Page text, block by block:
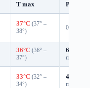
T max
37°C (37° –
38°)
0%
36°C (36° –
37°)
60%
mm)
33°C (32° –
34°)
45%
mm)